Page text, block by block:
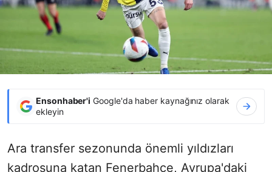
Ensonhaber'i Google'da haber kaynağınız olarak
ekleyin
Ara transfer sezonunda önemli yıldızları
kadrosuna katan Fenerbahçe, Avrupa'daki